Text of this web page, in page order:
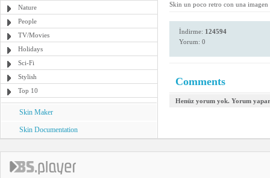
Nature
People
TV/Movies
Holidays
Sci-Fi
Stylish
Top 10
Skin Maker
Skin Documentation
Skin un poco retro con una
İndirme: 124594
Yorum: 0
Comments
Henüz yorum yok. Yorum